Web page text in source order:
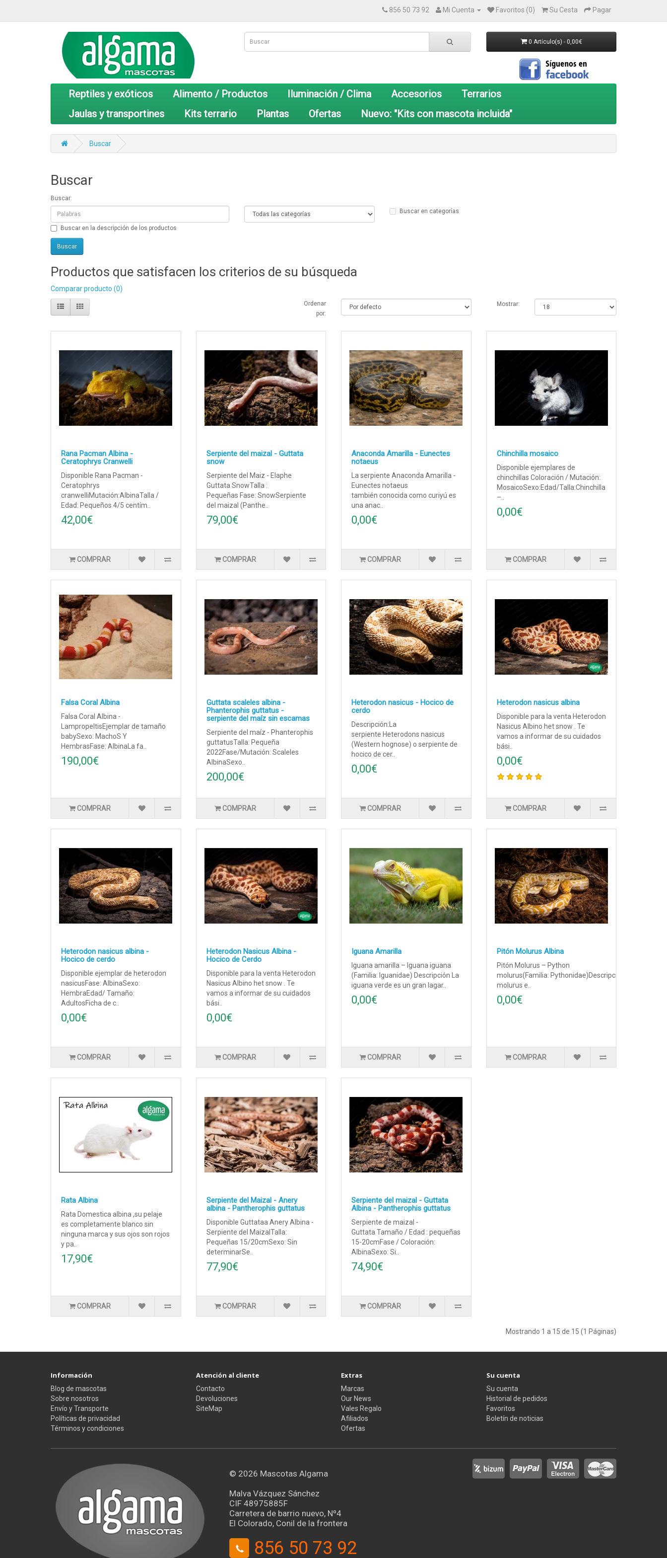
856 50 73 92 Mi Cuenta Favoritos (0) Su Cesta Pagar
0 Artículo(s) - 0,00€
Reptiles y exóticos Alimento / Productos Iluminación / Clima Accesorios
Terrarios
Jaulas y transportines
Kits terrario Plantas Ofertas Nuevo: "Kits con mascota incluida"
Buscar
Buscar
Buscar:
Buscar en categorías
Buscar en la descripción de los productos
Productos que satisfacen los criterios de su búsqueda
Comparar producto (0)
Ordenar
por:
Mostrar:
Rana Pacman Albina -
Ceratophrys Cranwelli
Disponible Rana Pacman -
Ceratophrys
cranwelliMutación:AlbinaTalla /
Edad: Pequeños 4/5 centím..
42,00€
COMPRAR
Serpiente del maizal - Guttata
snow
Serpiente del Maiz - Elaphe
Guttata SnowTalla :
Pequeñas Fase: SnowSerpiente
del maizal (Panthe..
79,00€
COMPRAR
Anaconda Amarilla - Eunectes
notaeus
La serpiente Anaconda Amarilla -
Eunectes notaeus
también conocida como curiyú es
una anac..
0,00€
COMPRAR
Chinchilla mosaico
Disponible ejemplares de
chinchillas Coloración / Mutación:
MosaicoSexo:Edad/Talla:Chinchilla
–..
0,00€
COMPRAR
Falsa Coral Albina
Falsa Coral Albina -
LampropeltisEjemplar de tamaño
babySexo: MachoS Y
HembrasFase: AlbinaLa fa..
190,00€
COMPRAR
Guttata scaleles albina -
Phanterophis guttatus -
serpiente del maíz sin escamas
Serpiente del maíz - Phanterophis
guttatusTalla: Pequeña
2022Fase/Mutación: Scaleles
AlbinaSexo..
200,00€
COMPRAR
Heterodon nasicus - Hocico de
cerdo
Descripción:La
serpiente Heterodons nasicus
(Western hognose) o serpiente de
hocico de cer..
0,00€
COMPRAR
Heterodon nasicus albina
Disponible para la venta Heterodon
Nasicus Albino het snow . Te
vamos a informar de su cuidados
bási..
0,00€
COMPRAR
Heterodon nasicus albina -
Hocico de cerdo
Disponible ejemplar de heterodon
nasicusFase: AlbinaSexo:
HembraEdad/ Tamaño:
AdultosFicha de c..
0,00€
COMPRAR
Heterodon Nasicus Albina -
Hocico de Cerdo
Disponible para la venta Heterodon
Nasicus Albino het snow . Te
vamos a informar de su cuidados
bási..
0,00€
COMPRAR
Iguana Amarilla
Iguana amarilla – Iguana iguana
(Familia: Iguanidae) Descripción La
iguana verde es un gran lagar..
0,00€
COMPRAR
Pitón Molurus Albina
Pitón Molurus – Python
molurus(Familia: Pythonidae)DescripciónLa pitón
molurus e..
0,00€
COMPRAR
Rata Albina
Rata Domestica albina ,su pelaje
es completamente blanco sin
ninguna marca y sus ojos son rojos
y pa..
17,90€
COMPRAR
Serpiente del Maizal - Anery
albina - Pantherophis guttatus
Disponible Guttataa Anery Albina -
Serpiente del MaizalTalla:
Pequeñas 15/20cmSexo: Sin
determinarSe..
77,90€
COMPRAR
Serpiente del maizal - Guttata
Albina - Pantherophis guttatus
Serpiente de maizal -
Guttata Tamaño / Edad : pequeñas
15-20cmFase / Coloración:
AlbinaSexo: Si..
74,90€
COMPRAR
Mostrando 1 a 15 de 15 (1 Páginas)
Información
Blog de mascotas
Sobre nosotros
Envío y Transporte
Políticas de privacidad
Términos y condiciones
Atención al cliente
Contacto
Devoluciones
SiteMap
Extras
Marcas
Our News
Vales Regalo
Afiliados
Ofertas
Su cuenta
Su cuenta
Historial de pedidos
Favoritos
Boletín de noticias
© 2026 Mascotas Algama
Malva Vázquez Sánchez
CIF 48975885F
Carretera de barrio nuevo, Nº4
El Colorado, Conil de la frontera
856 50 73 92